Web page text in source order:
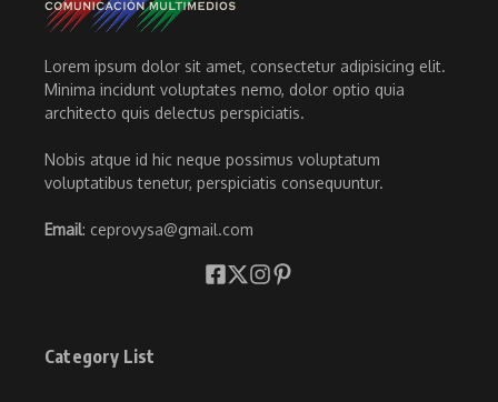
Lorem ipsum dolor sit amet, consectetur adipisicing elit.
Minima incidunt voluptates nemo, dolor optio quia
architecto quis delectus perspiciatis.
Nobis atque id hic neque possimus voluptatum
voluptatibus tenetur, perspiciatis consequuntur.
Email: ceprovysa@gmail.com
Category List